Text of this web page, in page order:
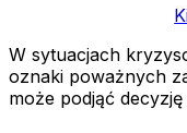
W sytuacjach
oznaki poważnych
może podjąć